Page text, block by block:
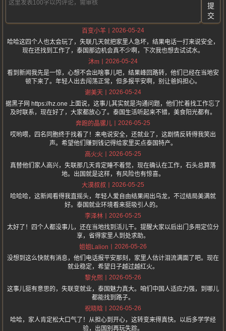
提
交
百变小羊
2026-05-24
哈哈这四个人也太会玩了，失联几天就把家里人急坏，结果电话一打来说安全，
现在还找到工作了，泰国那边机会真不少啊，下次我也想去试试水。
沐m
2026-05-24
看到新闻我先是一惊，心想不会出啥事儿吧，结果峰回路转，他们已经在当地安
顿下来了。年轻人出去闯荡正常，但多报平安啊，别让爸妈担心。
谢美天
2026-05-24
据黑子网 https://hz.one 上面说，这事儿其实就是沟通问题，他们忙着找工作忘了
及时联系，现在好了，大家都放心了。泰国生活听起来不错，美食阳光都有。
奔跑的晶骡儿
2026-05-25
哎哟喂，四名同胞终于找着了！来电说安全，还就业了，这剧情反转得我笑出
声。希望他们赚到钱记得给家里买点泰国特产。
高火火
2026-05-25
真替他们家人高兴，失联那几天肯定睡不着觉，现在确认在工作，石头总算落
地。出国就是这样，有风险也有惊喜。
大漠叔叔
2026-05-25
哈哈哈，这新闻看得我直摇头，年轻人爱自由结果闹出乌龙，不过结局美满就
好。泰国就业环境看来挺吸引人的。
李泽林
2026-05-25
太好了！四个人都没事儿，还在当地找到活儿干。提醒大家以后出门多用定位分
享，省得家里人到处求助。
姐姐Lalion
2026-05-26
没想到这么快就有消息，他们电话报平安那刻，家里人估计泪流满面了吧。现在
就业稳定，希望日子越过越红火。
黎允熙
2026-05-26
这事儿挺有意思的，失联变就业，泰国魅力真大。咱们中国人适应力强，到哪儿
都能找到路子。
祝晓晗
2026-05-26
哈哈，家人肯定松大口气了！从担心到开心，这转变来得真快。以后多学学经
验，出国别再玩失踪。